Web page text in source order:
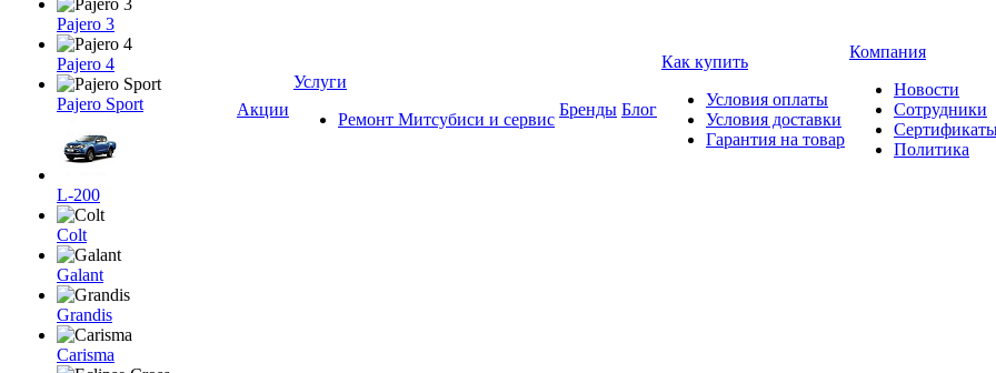
Pajero 3
Pajero 4
Pajero Sport
L-200
Colt
Galant
Grandis
Carisma
Акции
Услуги
Ремонт Митсубиси и сервис
Бренды Блог
Как купить
Условия оплаты
Условия доставки
Гарантия на товар
Компания
Новости
Сотрудники
Политика